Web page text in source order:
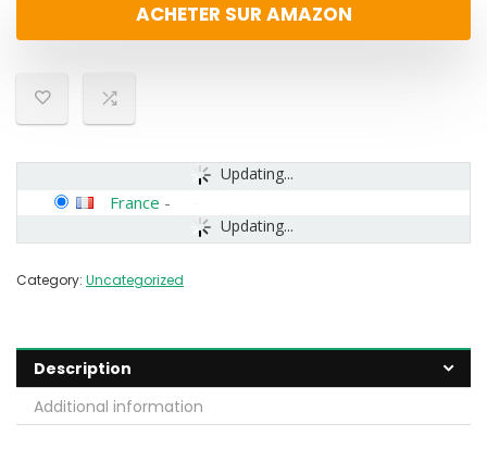
ACHETER SUR AMAZON
Updating...
Updating...
France -
Category: Uncategorized
Description
Additional information